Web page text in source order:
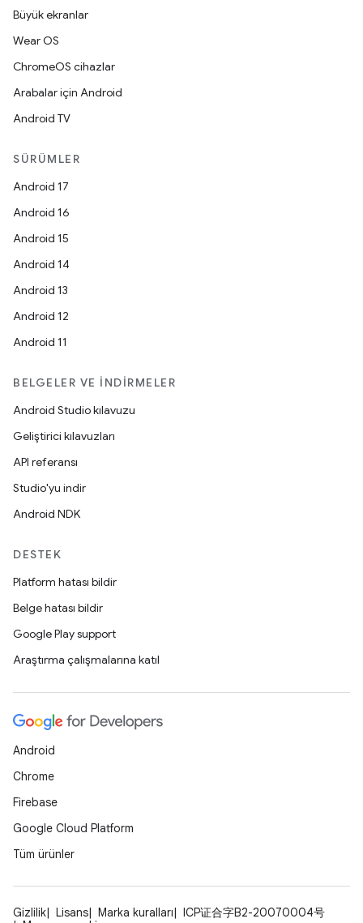
Büyük ekranlar
Wear OS
ChromeOS cihazlar
Arabalar için Android
Android TV
SÜRÜMLER
Android 17
Android 16
Android 15
Android 14
Android 13
Android 12
Android 11
BELGELER VE İNDIRMELER
Android Studio kılavuzu
Geliştirici kılavuzları
API referansı
Studio'yu indir
Android NDK
DESTEK
Platform hatası bildir
Belge hatası bildir
Google Play support
Araştırma çalışmalarına katıl
Android
Chrome
Firebase
Google Cloud Platform
Tüm ürünler
Gizlilik Lisans Marka kuralları
ICP证合字B2-20070004号